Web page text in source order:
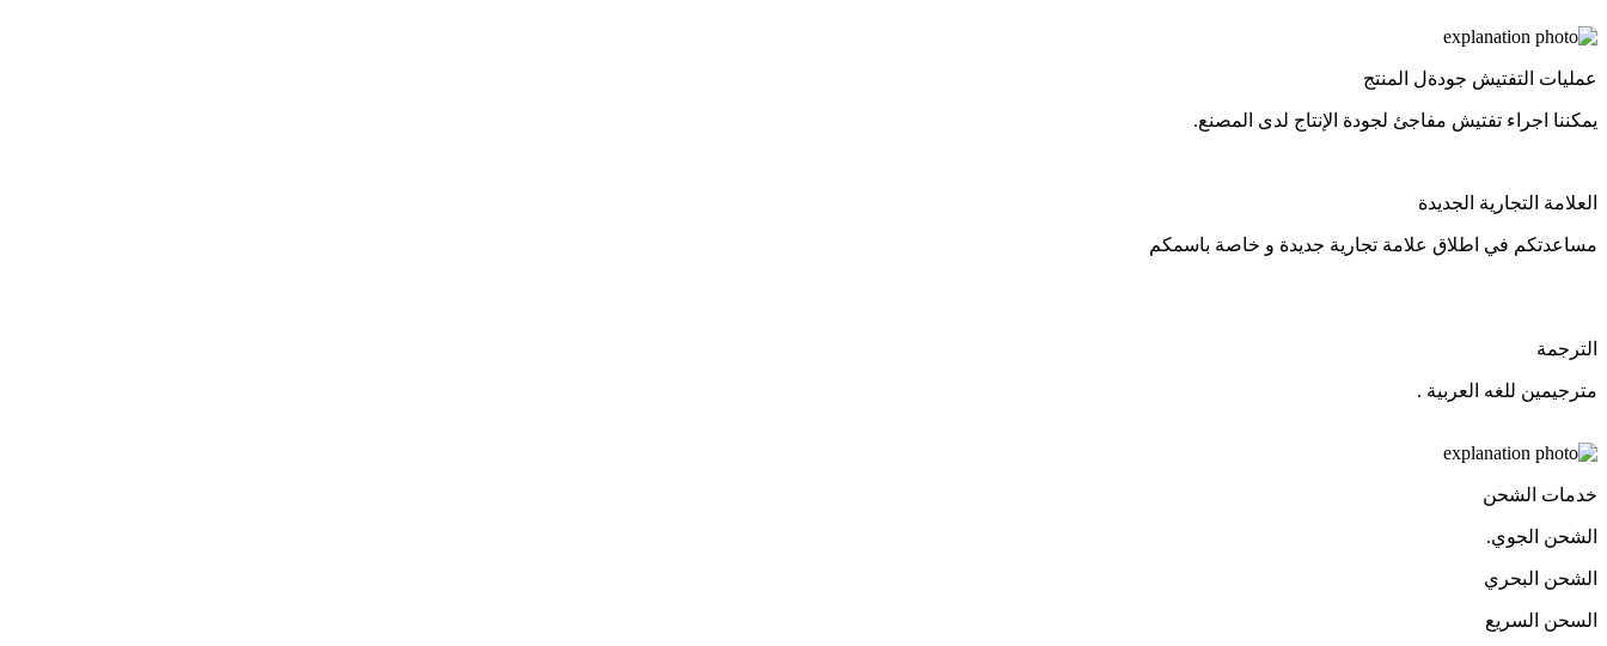
عمليات التفتيش جودةل المنتج
يمكننا اجراء تفتيش مفاجئ لجودة الإنتاج لدى المصنع.
العلامة التجارية الجديدة
مساعدتكم في اطلاق علامة تجارية جديدة و خاصة باسمكم
الترجمة
مترجيمين للغه العربية .
خدمات الشحن
الشحن الجوي.
الشحن البحري
السحن السريع